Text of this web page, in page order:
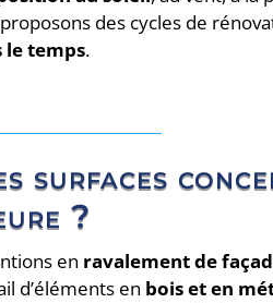
des cycles de
le temps.
surfaces
?
en ravalement de
d’éléments en bois et en